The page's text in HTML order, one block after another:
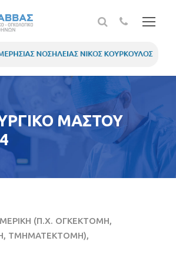
ΜΑΣΤΟΥ
(Π.Χ. ΟΓΚΕΚΤΟΜΗ,
ΤΜΗΜΑΤΕΚΤΟΜΗ),